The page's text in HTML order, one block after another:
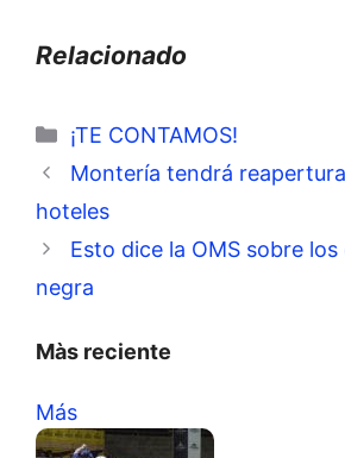
Relacionado
Categorías
¡TE CONTAMOS!
Montería tendrá
hoteles
Esto dice la OMS sobre
negra
Màs reciente
Más